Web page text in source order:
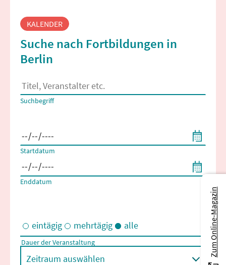
KALENDER
Suche nach Fortbildungen in
Berlin
Es erscheinen Suchvorschläge, wenn mindestens 2 Zeichen
Suchbegriff
Startdatum
Enddatum
Eintägige und/oder mehrtägige Veranstaltungen
eintägig mehrtägig alle
Dauer der Veranstaltung
Zeitraum auswählen
Zum Online-Magazin